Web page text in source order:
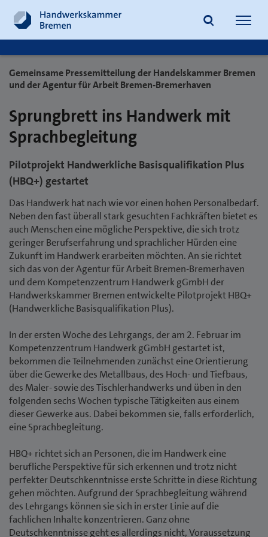
Suche
Gemeinsame Pressemitteilung der Handelskammer Bremen
und der Agentur für Arbeit Bremen-Bremerhaven
Sprungbrett ins Handwerk mit
Sprachbegleitung
Pilotprojekt Handwerkliche Basisqualifikation Plus
(HBQ+) gestartet
Das Handwerk hat nach wie vor einen hohen Personalbedarf.
Neben den fast überall stark gesuchten Fachkräften bietet es
auch Menschen eine mögliche Perspektive, die sich trotz
geringer Berufserfahrung und sprachlicher Hürden eine
Zukunft im Handwerk erarbeiten möchten. An sie richtet
sich das von der Agentur für Arbeit Bremen-Bremerhaven
und dem Kompetenzzentrum Handwerk gGmbH der
Handwerkskammer Bremen entwickelte Pilotprojekt HBQ+
(Handwerkliche Basisqualifikation Plus).
In der ersten Woche des Lehrgangs, der am 2. Februar im
Kompetenzzentrum Handwerk gGmbH gestartet ist,
bekommen die Teilnehmenden zunächst eine Orientierung
über die Gewerke des Metallbaus, des Hoch- und Tiefbaus,
des Maler- sowie des Tischlerhandwerks und üben in den
folgenden sechs Wochen typische Tätigkeiten aus einem
dieser Gewerke aus. Dabei bekommen sie, falls erforderlich,
eine Sprachbegleitung.
HBQ+ richtet sich an Personen, die im Handwerk eine
berufliche Perspektive für sich erkennen und trotz nicht
perfekter Deutschkenntnisse erste Schritte in diese Richtung
gehen möchten. Aufgrund der Sprachbegleitung während
des Lehrgangs können sie sich in erster Linie auf die
fachlichen Inhalte konzentrieren. Ganz ohne
Deutschkenntnisse geht es allerdings nicht, Voraussetzung